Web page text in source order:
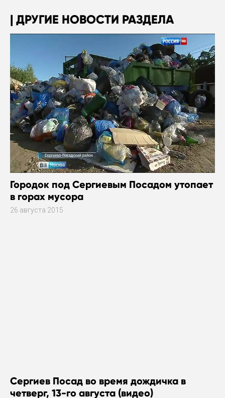
ДРУГИЕ НОВОСТИ РАЗДЕЛА
Городок под Сергиевым Посадом утопает
в горах мусора
26 августа 2015
Сергиев Посад во время дождичка в
четверг, 13-го августа (видео)